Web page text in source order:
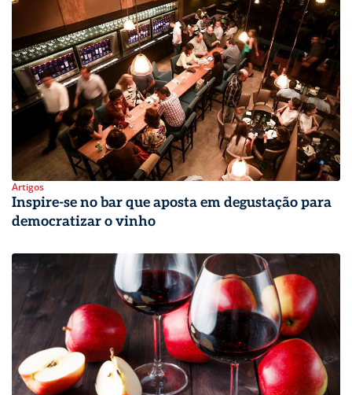
Artigos
Inspire-se no bar que aposta em degustação para
democratizar o vinho